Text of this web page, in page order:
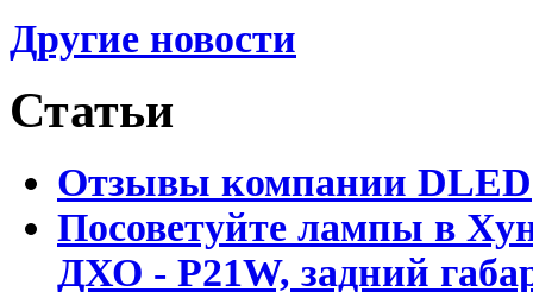
Другие новости
Статьи
Отзывы компании DLED
Посоветуйте лампы в
ДХО - P21W, задний